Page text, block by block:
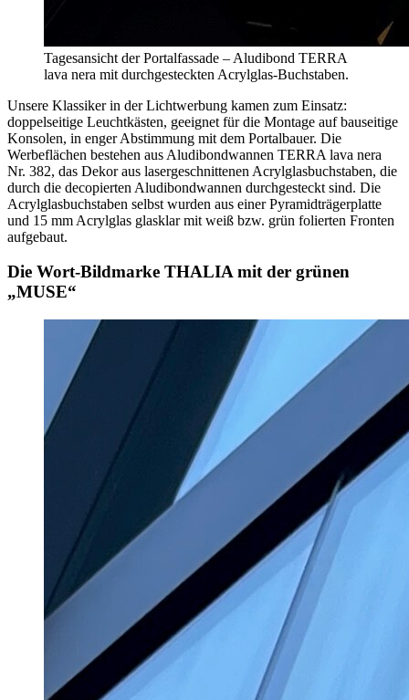
Tagesansicht der Portalfassade – Aludibond TERRA
lava nera mit durchgesteckten Acrylglas-Buchstaben.
Unsere Klassiker in der Lichtwerbung kamen zum Einsatz:
doppelseitige Leuchtkästen, geeignet für die Montage auf bauseitige
Konsolen, in enger Abstimmung mit dem Portalbauer. Die
Werbeflächen bestehen aus Aludibondwannen TERRA lava nera
Nr. 382, das Dekor aus lasergeschnittenen Acrylglasbuchstaben, die
durch die decopierten Aludibondwannen durchgesteckt sind. Die
Acrylglasbuchstaben selbst wurden aus einer Pyramidträgerplatte
und 15 mm Acrylglas glasklar mit weiß bzw. grün folierten Fronten
aufgebaut.
Die Wort-Bildmarke THALIA mit der grünen
„MUSE“